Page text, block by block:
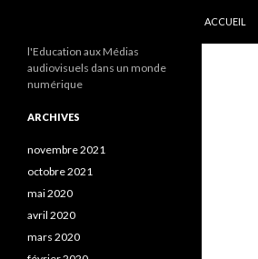
ACCUEIL
l'Education aux Médias
audiovisuels dans un monde
numérique
ARCHIVES
novembre 2021
octobre 2021
mai 2020
avril 2020
mars 2020